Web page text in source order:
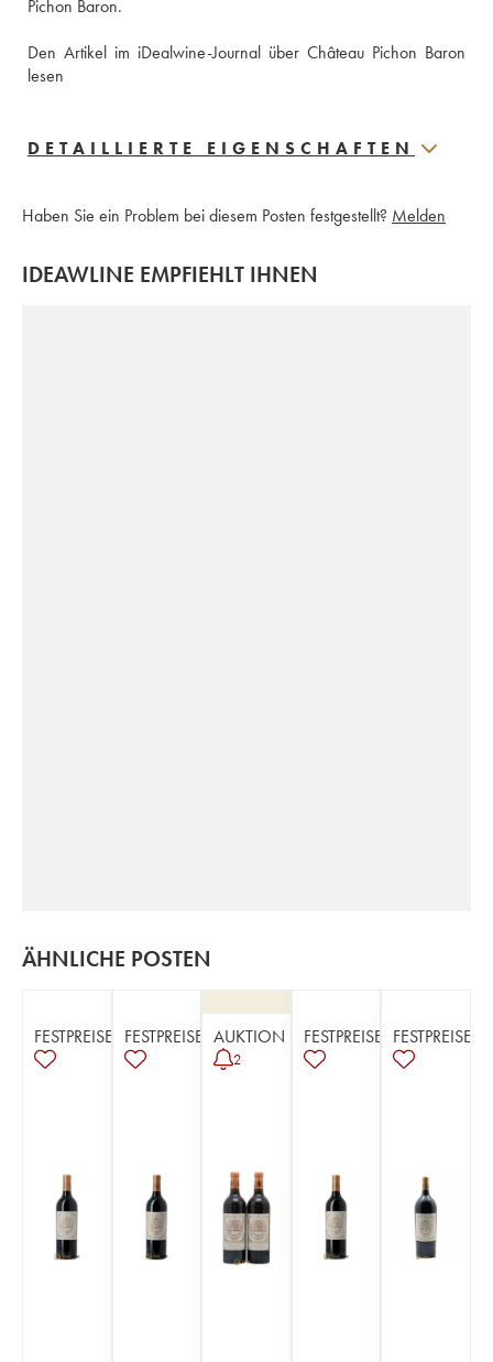
Pichon Baron.
Den Artikel im iDealwine-Journal über Château Pichon Baron
lesen
DETAILLIERTE EIGENSCHAFTEN
Haben Sie ein Problem bei diesem Posten festgestellt? Melden
IDEAWLINE EMPFIEHLT IHNEN
ÄHNLICHE POSTEN
FESTPREISE FESTPREISE AUKTION
2
FESTPREISE FESTPREISE